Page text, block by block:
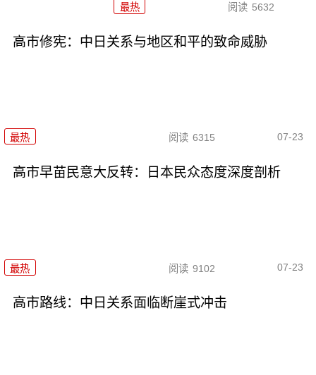
最热 阅读 5632
高市修宪：中日关系与地区和平的致命威胁
最热 阅读 6315 07-23
高市早苗民意大反转：日本民众态度深度剖析
最热 阅读 9102 07-23
高市路线：中日关系面临断崖式冲击